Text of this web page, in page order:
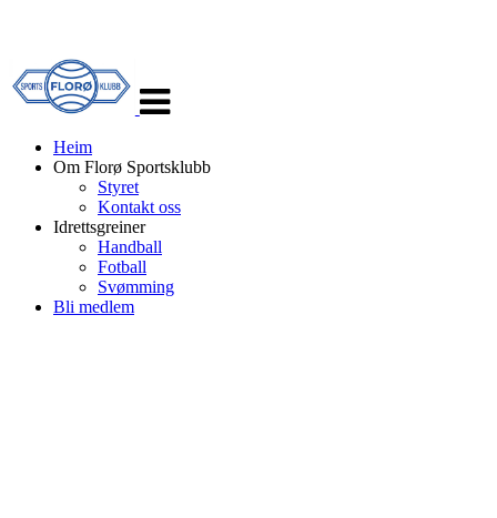
navigasjon
Heim
Om Florø Sportsklubb
Styret
Kontakt oss
Idrettsgreiner
Handball
Fotball
Svømming
Bli medlem